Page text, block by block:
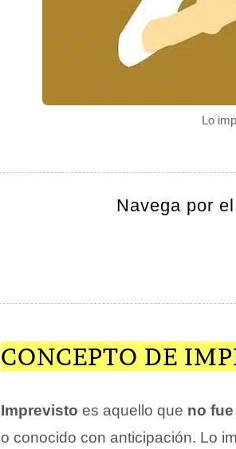
Lo
Navega por
CONCEPTO DE
Imprevisto es aquello que no
o conocido con anticipación. Lo